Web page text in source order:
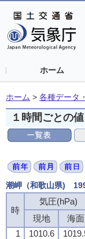
ホーム
ホーム > 各種データ
１時間ごとの値
潮岬（和歌山県)
時
気圧(hPa)
現地
海面
1
1010.6